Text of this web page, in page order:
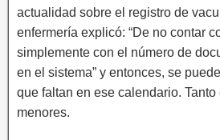
actualidad sobre el registro de
enfermería explicó: “De no contar
simplemente con el número de
en el sistema” y entonces, se
que faltan en ese calendario.
menores.